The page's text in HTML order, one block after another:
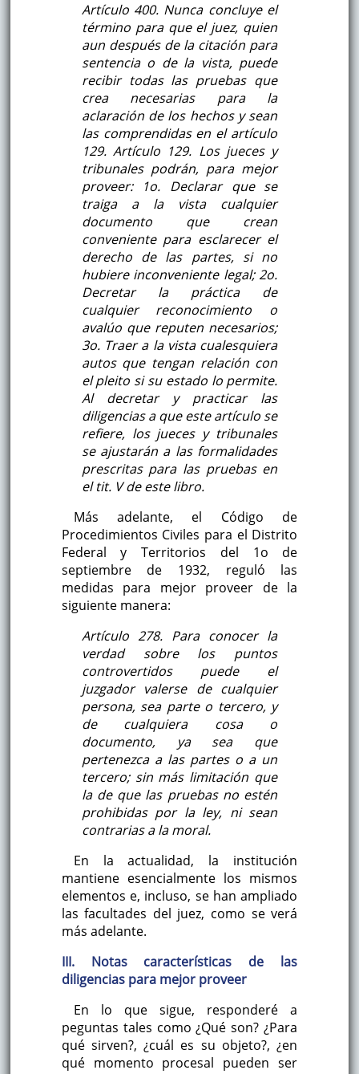
Artículo 400. Nunca concluye el
término para que el juez, quien
aun después de la citación para
sentencia o de la vista, puede
recibir todas las pruebas que
crea necesarias para la
aclaración de los hechos y sean
las comprendidas en el artículo
129. Artículo 129. Los jueces y
tribunales podrán, para mejor
proveer: 1o. Declarar que se
traiga a la vista cualquier
documento que crean
conveniente para esclarecer el
derecho de las partes, si no
hubiere inconveniente legal; 2o.
Decretar la práctica de
cualquier reconocimiento o
avalúo que reputen necesarios;
3o. Traer a la vista cualesquiera
autos que tengan relación con
el pleito si su estado lo permite.
Al decretar y practicar las
diligencias a que este artículo se
refiere, los jueces y tribunales
se ajustarán a las formalidades
prescritas para las pruebas en
el tit. V de este libro.
Más adelante, el Código de
Procedimientos Civiles para el Distrito
Federal y Territorios del 1o de
septiembre de 1932, reguló las
medidas para mejor proveer de la
siguiente manera:
Artículo 278. Para conocer la
verdad sobre los puntos
controvertidos puede el
juzgador valerse de cualquier
persona, sea parte o tercero, y
de cualquiera cosa o
documento, ya sea que
pertenezca a las partes o a un
tercero; sin más limitación que
la de que las pruebas no estén
prohibidas por la ley, ni sean
contrarias a la moral.
En la actualidad, la institución
mantiene esencialmente los mismos
elementos e, incluso, se han ampliado
las facultades del juez, como se verá
más adelante.
III. Notas características de las
diligencias para mejor proveer
En lo que sigue, responderé a
peguntas tales como ¿Qué son? ¿Para
qué sirven?, ¿cuál es su objeto?, ¿en
qué momento procesal pueden ser